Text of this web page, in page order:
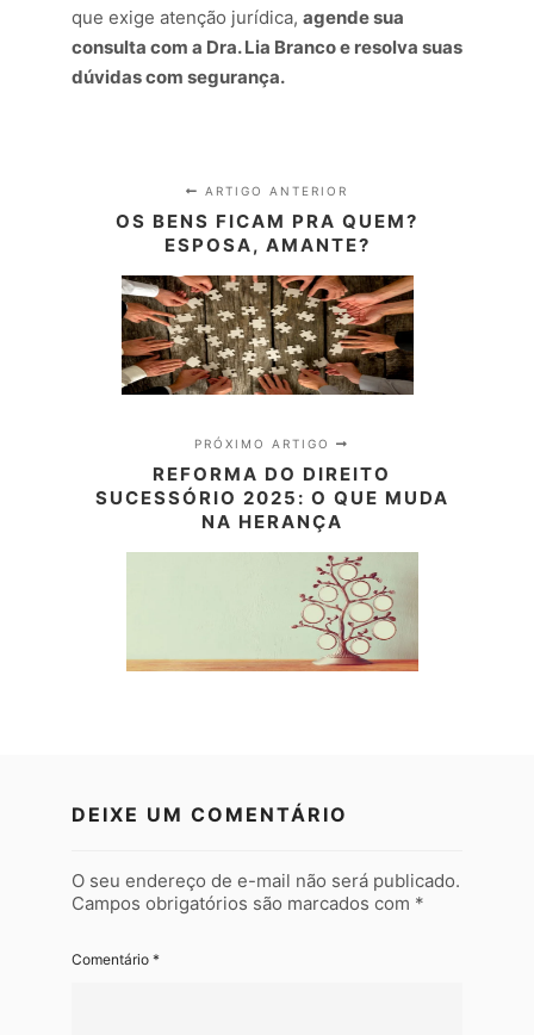
que exige atenção jurídica, agende sua
consulta com a Dra. Lia Branco e resolva suas
dúvidas com segurança.
ARTIGO ANTERIOR
OS BENS FICAM PRA QUEM?
ESPOSA, AMANTE?
PRÓXIMO ARTIGO
REFORMA DO DIREITO
SUCESSÓRIO 2025: O QUE MUDA
NA HERANÇA
DEIXE UM COMENTÁRIO
O seu endereço de e-mail não será publicado.
Campos obrigatórios são marcados com *
Comentário *